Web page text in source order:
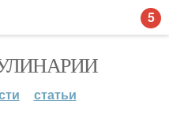
статьи
5